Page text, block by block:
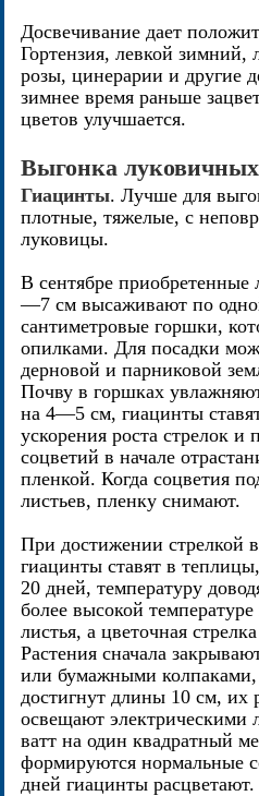
Досвечивание дает
Гортензия, левкой зимний,
розы, цинерарии и другие
зимнее время раньше
цветов улучшается.
Выгонка
Гиацинты. Лучше для
плотные, тяжелые, с
луковицы.
В сентябре
—7 см высаживают по
сантиметровые горшки,
опилками. Для посадки
дерновой и парниковой
Почву в горшках
на 4—5 см, гиацинты
ускорения роста стрелок
соцветий в начале
пленкой. Когда соцветия
листьев, пленку снимают.
При достижении стрелкой
гиацинты ставят в
20 дней, температуру
более высокой
листья, а цветочная
Растения сначала
или бумажными колпаками,
достигнут длины 10 см, их
освещают
ватт на один квадратный
формируются нормальные
дней гиацинты расцветают.